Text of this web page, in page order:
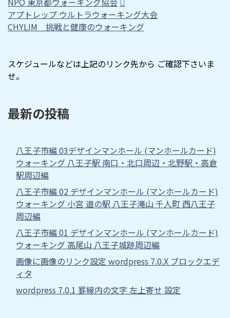
アプトレップ ウルトラウォーキング大会
CHYLIM 挑戦と健康のウォーキング
スケジュールなどは上記のリンク先から ご確認下さいま
せ。
最新の投稿
八王子市編 03デザインマンホール (マンホールカード)
ウォーキング 八王子駅 南口・北口周辺・北野駅・高倉
駅周辺編
八王子市編 02 デザインマンホール (マンホールカード)
ウォーキング 小宮 道の駅 八王子滝山 千人町 西八王子
周辺編
八王子市編 01 デザインマンホール (マンホールカード)
ウォーキング 高尾山 八王子城跡周辺編
画像に画像のリンク設定 wordpress 7.0.X ブロックエデ
ィタ
wordpress 7.0.1 罫線内の文字 左上寄せ 設定